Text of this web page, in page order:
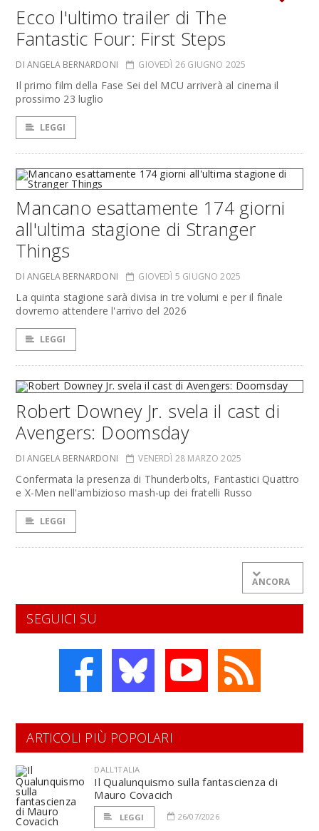
Ecco l'ultimo trailer di The
Fantastic Four: First Steps
DI ANGELA BERNARDONI GIOVEDÌ 26 GIUGNO 2025
Il primo film della Fase Sei del MCU arriverà al cinema il
prossimo 23 luglio
LEGGI
Mancano esattamente 174 giorni
all'ultima stagione di Stranger
Things
DI ANGELA BERNARDONI GIOVEDÌ 5 GIUGNO 2025
La quinta stagione sarà divisa in tre volumi e per il finale
dovremo attendere l'arrivo del 2026
LEGGI
Robert Downey Jr. svela il cast di
Avengers: Doomsday
DI ANGELA BERNARDONI VENERDÌ 28 MARZO 2025
Confermata la presenza di Thunderbolts, Fantastici Quattro
e X-Men nell'ambizioso mash-up dei fratelli Russo
LEGGI
ANCORA
SEGUICI SU
ARTICOLI PIÙ POPOLARI
DALL'ITALIA
Il Qualunquismo sulla fantascienza di
Mauro Covacich
LEGGI 26/07/2026